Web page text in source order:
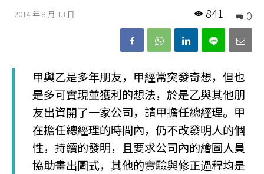
2014 年 8 月 13 日 0
841
甲與乙是多年朋友，甲經常突發奇想，但也
是多可實現並獲利的想法，於是乙與其他朋
友出資開了一家公司，請甲擔任總經理。甲
在擔任總經理的時間內，仍不改發明人的個
性，持續的發明，且要求公司內的繪圖人員
協助畫出圖式，其他的實驗與修正過程均是